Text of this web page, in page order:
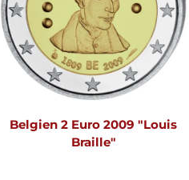
Belgien 2 Euro 2009 "Louis
Braille"